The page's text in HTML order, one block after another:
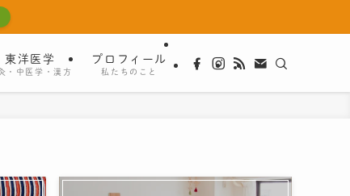
東洋医学
・中医学・漢方
プロフィール
私たちのこと